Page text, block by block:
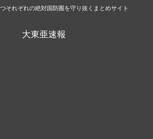
それぞれの絶対国防圏を守り抜くまとめサイト
大東亜速報